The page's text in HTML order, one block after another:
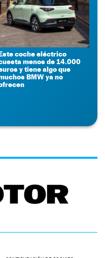
coche eléctrico
menos de 14.000
y tiene algo que
BMW ya no